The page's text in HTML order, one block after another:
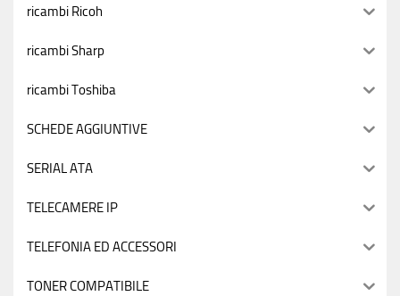
ricambi Ricoh
ricambi Sharp
ricambi Toshiba
SCHEDE AGGIUNTIVE
SERIAL ATA
TELECAMERE IP
TELEFONIA ED ACCESSORI
TONER COMPATIBILE